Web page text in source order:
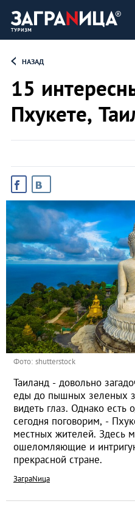
НАЗАД
15
Пхукете,
Фото: shutterstock
Таиланд - довольно
еды до пышных зеленых
видеть глаз. Однако
сегодня поговорим, -
местных жителей. Здесь
ошеломляющие и
прекрасной стране.
ЗаграNица